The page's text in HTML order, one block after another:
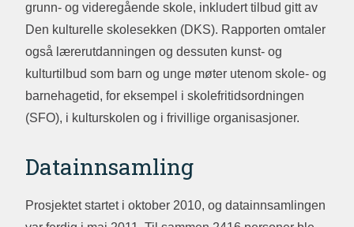
grunn- og videregående skole, inkludert tilbud gitt av
Den kulturelle skolesekken (DKS). Rapporten omtaler
også lærerutdanningen og dessuten kunst- og
kulturtilbud som barn og unge møter utenom skole- og
barnehagetid, for eksempel i skolefritidsordningen
(SFO), i kulturskolen og i frivillige organisasjoner.
Datainnsamling
Prosjektet startet i oktober 2010, og datainnsamlingen